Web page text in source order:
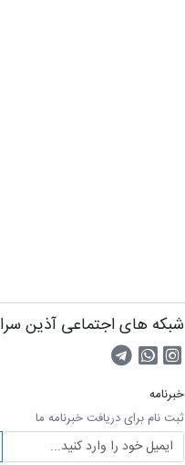
شبکه های اجتماعی آذین سرا
صفحه اینستاگرام
تماس با واتس اپ
کانال تلگرام
خبرنامه
ثبت نام برای دریافت خبرنامه ما